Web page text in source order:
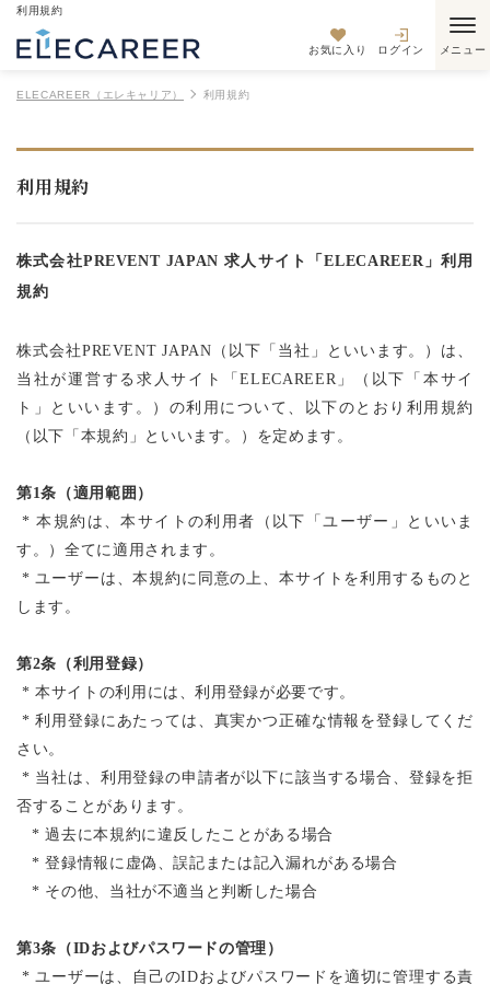
利用規約
お気に入り ログイン
ELECAREER（エレキャリア） 利用規約
利用規約
株式会社PREVENT JAPAN求人サイト「ELECAREER」利用
規約
株式会社PREVENT JAPAN （以下「当社」といいます。）は、
当社が運営する求人サイト「ELECAREER」（以下「本サイ
ト」といいます。）の利用について、以下のとおり利用規約
（以下「本規約」といいます。）を定めます。
第1条（適用範囲）
*本規約は、本サイトの利用者（以下「ユーザー」といいま
す。）全てに適用されます。
*ユーザーは、本規約に同意の上、本サイトを利用するものと
します。
第2条（利用登録）
* 本サイトの利用には、利用登録が必要です。
*利用登録にあたっては、真実かつ正確な情報を登録してくだ
さい。
* 当社は、利用登録の申請者が以下に該当する場合、登録を拒
否することがあります。
*過去に本規約に違反したことがある場合
*登録情報に虚偽、誤記または記入漏れがある場合
* その他、当社が不適当と判断した場合
第3条（IDおよびパスワードの管理）
*ユーザーは、自己のIDおよびパスワードを適切に管理する責